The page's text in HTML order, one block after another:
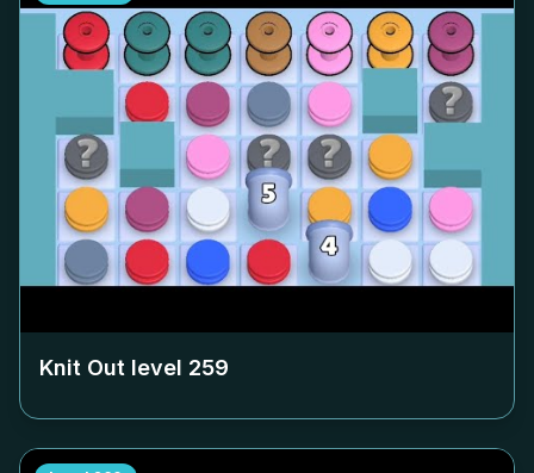
Knit Out level 259